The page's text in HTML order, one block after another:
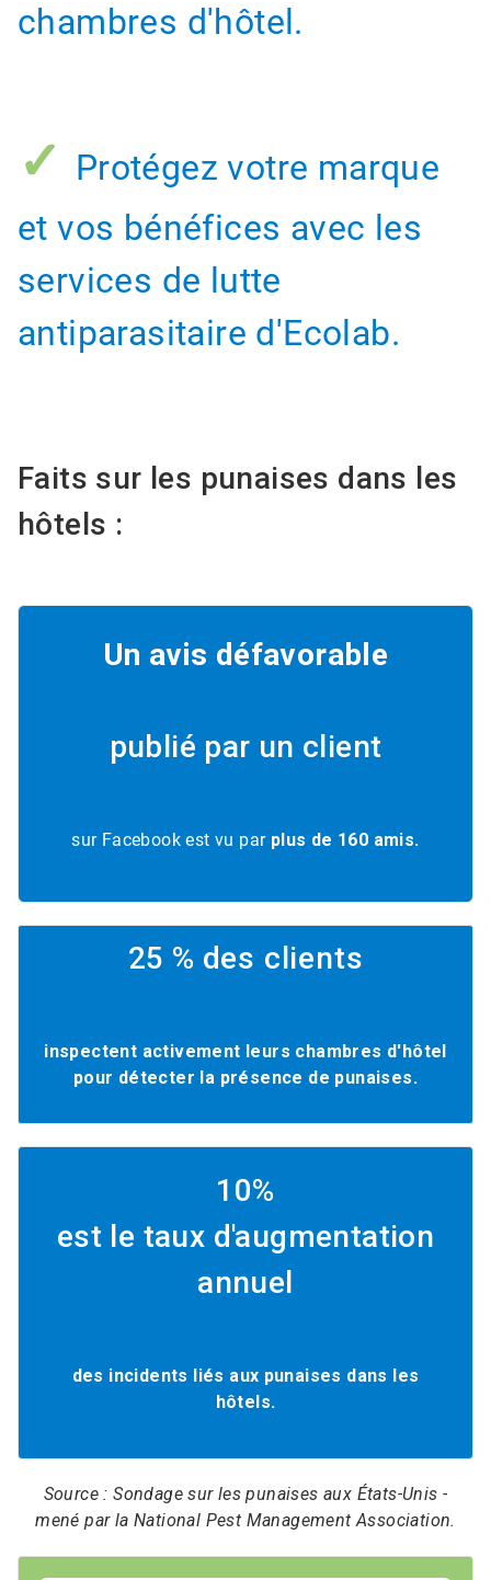
chambres d'hôtel.
✓ Protégez votre marque
et vos bénéfices avec les
services de lutte
antiparasitaire d'Ecolab​​​​​​​.
Faits sur les punaises dans les
hôtels :
Un avis défavorable
publié par un client
sur Facebook est vu par plus de 160 amis.
25 % des clients
inspectent activement leurs chambres d'hôtel
pour détecter la présence de punaises​​​​​​​.
10%
est le taux d'augmentation
annuel
des incidents liés aux punaises dans les
hôtels.
Source : Sondage sur les punaises aux États-Unis -
mené par la National Pest Management Association.